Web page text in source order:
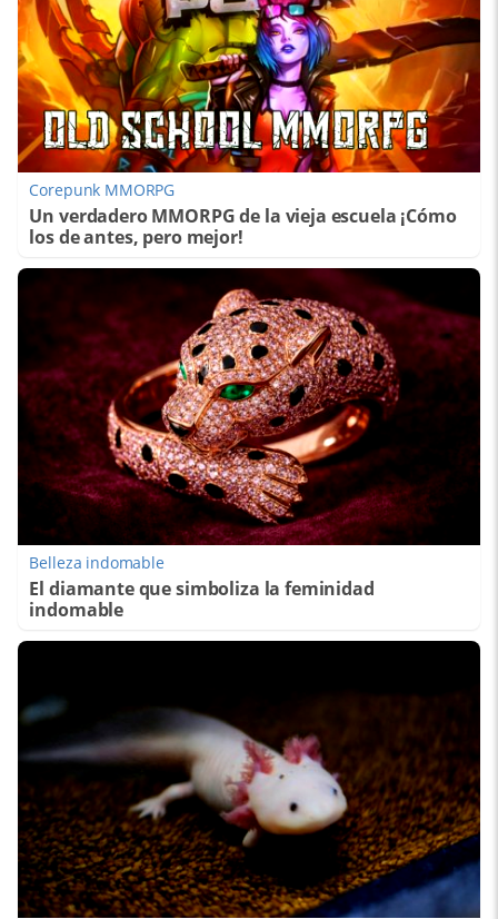
Corepunk MMORPG
Un verdadero MMORPG de la vieja escuela ¡Cómo
los de antes, pero mejor!
Belleza indomable
El diamante que simboliza la feminidad
indomable